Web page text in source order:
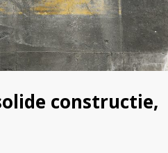
constructie,